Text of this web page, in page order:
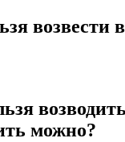
возвести
можно?